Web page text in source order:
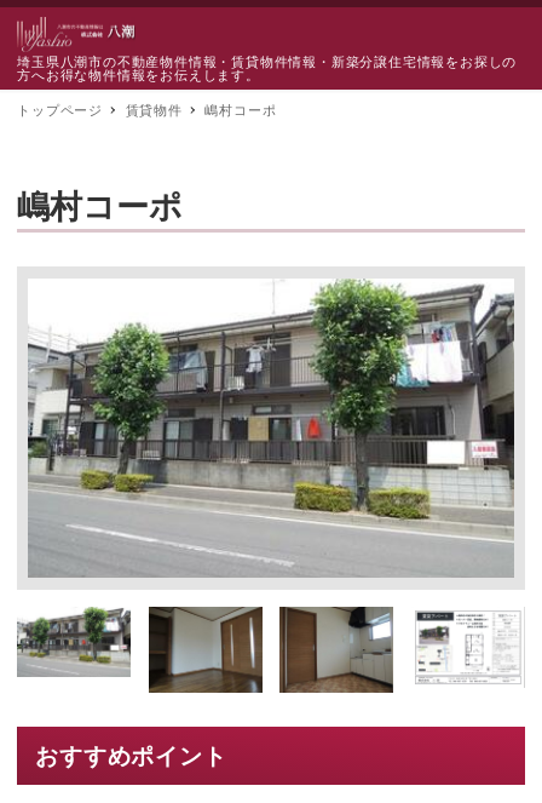
埼玉県八潮市の不動産物件情報・賃貸物件情報・新築分譲住宅情報をお探しの
方へお得な物件情報をお伝えします。
トップページ
賃貸物件 嶋村コーポ
嶋村コーポ
おすすめポイント